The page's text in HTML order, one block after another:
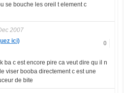
se bouche les oreil t element c
2007
0
ici)
ba c est encore pire ca veut dire qu il n
viser booba directement c est une
de bite